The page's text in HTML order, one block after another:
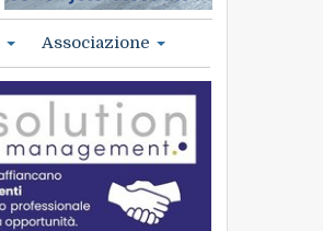
Associazione